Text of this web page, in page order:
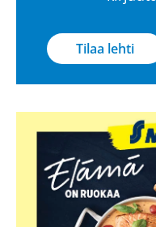
Tilaa lehti